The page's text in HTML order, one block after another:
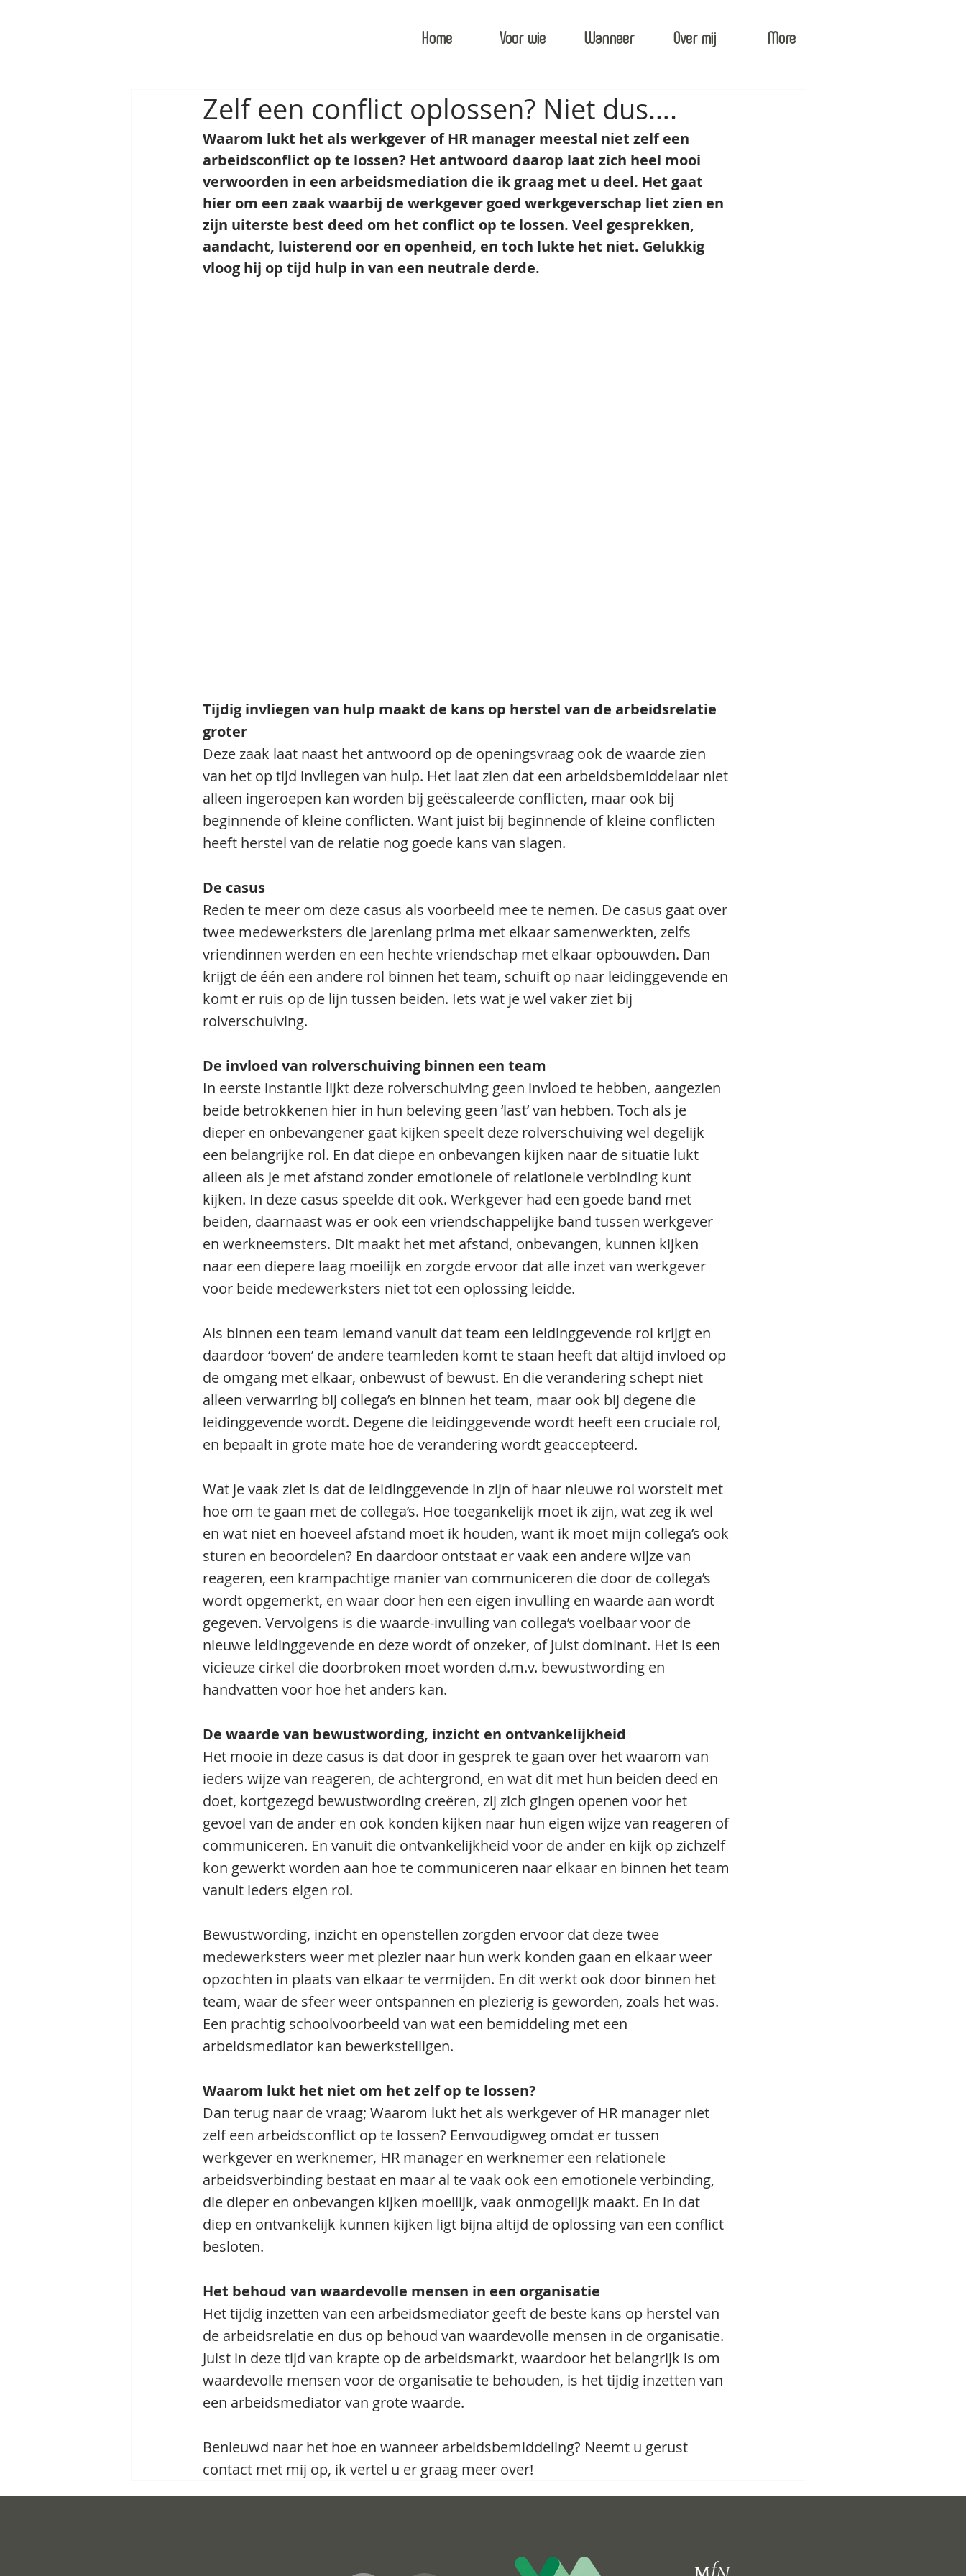
Home Voor wie Wanneer Over mij More
Zelf een conflict oplossen? Niet dus….
Waarom lukt het als werkgever of HR manager meestal niet zelf een
arbeidsconflict op te lossen? Het antwoord daarop laat zich heel mooi
verwoorden in een arbeidsmediation die ik graag met u deel. Het gaat
hier om een zaak waarbij de werkgever goed werkgeverschap liet zien en
zijn uiterste best deed om het conflict op te lossen. Veel gesprekken,
aandacht, luisterend oor en openheid, en toch lukte het niet. Gelukkig
vloog hij op tijd hulp in van een neutrale derde.
Tijdig invliegen van hulp maakt de kans op herstel van de arbeidsrelatie
groter
Deze zaak laat naast het antwoord op de openingsvraag ook de waarde zien
van het op tijd invliegen van hulp. Het laat zien dat een arbeidsbemiddelaar niet
alleen ingeroepen kan worden bij geëscaleerde conflicten, maar ook bij
beginnende of kleine conflicten. Want juist bij beginnende of kleine conflicten
heeft herstel van de relatie nog goede kans van slagen.
De casus
Reden te meer om deze casus als voorbeeld mee te nemen. De casus gaat over
twee medewerksters die jarenlang prima met elkaar samenwerkten, zelfs
vriendinnen werden en een hechte vriendschap met elkaar opbouwden. Dan
krijgt de één een andere rol binnen het team, schuift op naar leidinggevende en
komt er ruis op de lijn tussen beiden. Iets wat je wel vaker ziet bij
rolverschuiving.
De invloed van rolverschuiving binnen een team
In eerste instantie lijkt deze rolverschuiving geen invloed te hebben, aangezien
beide betrokkenen hier in hun beleving geen ‘last’ van hebben. Toch als je
dieper en onbevangener gaat kijken speelt deze rolverschuiving wel degelijk
een belangrijke rol. En dat diepe en onbevangen kijken naar de situatie lukt
alleen als je met afstand zonder emotionele of relationele verbinding kunt
kijken. In deze casus speelde dit ook. Werkgever had een goede band met
beiden, daarnaast was er ook een vriendschappelijke band tussen werkgever
en werkneemsters. Dit maakt het met afstand, onbevangen, kunnen kijken
naar een diepere laag moeilijk en zorgde ervoor dat alle inzet van werkgever
voor beide medewerksters niet tot een oplossing leidde.
Als binnen een team iemand vanuit dat team een leidinggevende rol krijgt en
daardoor ‘boven’ de andere teamleden komt te staan heeft dat altijd invloed op
de omgang met elkaar, onbewust of bewust. En die verandering schept niet
alleen verwarring bij collega’s en binnen het team, maar ook bij degene die
leidinggevende wordt. Degene die leidinggevende wordt heeft een cruciale rol,
en bepaalt in grote mate hoe de verandering wordt geaccepteerd.
Wat je vaak ziet is dat de leidinggevende in zijn of haar nieuwe rol worstelt met
hoe om te gaan met de collega’s. Hoe toegankelijk moet ik zijn, wat zeg ik wel
en wat niet en hoeveel afstand moet ik houden, want ik moet mijn collega’s ook
sturen en beoordelen? En daardoor ontstaat er vaak een andere wijze van
reageren, een krampachtige manier van communiceren die door de collega’s
wordt opgemerkt, en waar door hen een eigen invulling en waarde aan wordt
gegeven. Vervolgens is die waarde-invulling van collega’s voelbaar voor de
nieuwe leidinggevende en deze wordt of onzeker, of juist dominant. Het is een
vicieuze cirkel die doorbroken moet worden d.m.v. bewustwording en
handvatten voor hoe het anders kan.
De waarde van bewustwording, inzicht en ontvankelijkheid
Het mooie in deze casus is dat door in gesprek te gaan over het waarom van
ieders wijze van reageren, de achtergrond, en wat dit met hun beiden deed en
doet, kortgezegd bewustwording creëren, zij zich gingen openen voor het
gevoel van de ander en ook konden kijken naar hun eigen wijze van reageren of
communiceren. En vanuit die ontvankelijkheid voor de ander en kijk op zichzelf
kon gewerkt worden aan hoe te communiceren naar elkaar en binnen het team
vanuit ieders eigen rol.
Bewustwording, inzicht en openstellen zorgden ervoor dat deze twee
medewerksters weer met plezier naar hun werk konden gaan en elkaar weer
opzochten in plaats van elkaar te vermijden. En dit werkt ook door binnen het
team, waar de sfeer weer ontspannen en plezierig is geworden, zoals het was.
Een prachtig schoolvoorbeeld van wat een bemiddeling met een
arbeidsmediator kan bewerkstelligen.
Waarom lukt het niet om het zelf op te lossen?
Dan terug naar de vraag; Waarom lukt het als werkgever of HR manager niet
zelf een arbeidsconflict op te lossen? Eenvoudigweg omdat er tussen
werkgever en werknemer, HR manager en werknemer een relationele
arbeidsverbinding bestaat en maar al te vaak ook een emotionele verbinding,
die dieper en onbevangen kijken moeilijk, vaak onmogelijk maakt. En in dat
diep en ontvankelijk kunnen kijken ligt bijna altijd de oplossing van een conflict
besloten.
Het behoud van waardevolle mensen in een organisatie
Het tijdig inzetten van een arbeidsmediator geeft de beste kans op herstel van
de arbeidsrelatie en dus op behoud van waardevolle mensen in de organisatie.
Juist in deze tijd van krapte op de arbeidsmarkt, waardoor het belangrijk is om
waardevolle mensen voor de organisatie te behouden, is het tijdig inzetten van
een arbeidsmediator van grote waarde.
Benieuwd naar het hoe en wanneer arbeidsbemiddeling? Neemt u gerust
contact met mij op, ik vertel u er graag meer over!